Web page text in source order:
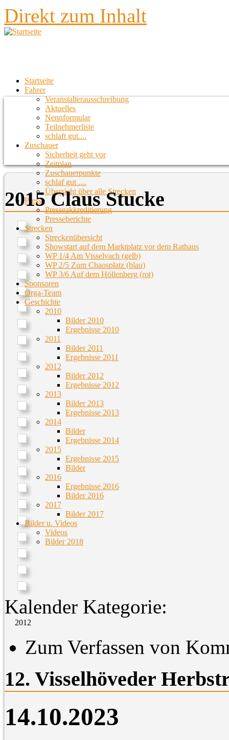
Direkt zum Inhalt
Startseite
Fahrer
Veranstalterausschreibung
Aktuelles
Nennformular
Teilnehmerliste
schlaft gut....
Zuschauer
Sicherheit geht vor
Zeitplan
Zuschauerpunkte
schlaf gut ....
Übersicht über alle Strecken
Presse
Presseakkreditierung
Presseberichte
Strecken
Streckenübersicht
Showstart auf dem Marktplatz vor dem Rathaus
WP 1/4 Am Visselvach (gelb)
WP 2/5 Zum Chaosplatz (blau)
WP 3/6 Auf dem Höllenberg (rot)
Sponsoren
Orga-Team
Geschichte
2010
Bilder 2010
Ergebnisse 2010
2011
Bilder 2011
Ergebnisse 2011
2012
Bilder 2012
Ergebnisse 2012
2013
Bilder 2013
Ergebnisse 2013
2014
Bilder
Ergebnisse 2014
2015
Ergebnisse 2015
Bilder
2016
Ergebnisse 2016
Bilder 2016
2017
Bilder 2017
Bilder u. Videos
Videos
Bilder 2018
2015 Claus Stucke
Kalender Kategorie:
2012
Zum Verfassen von
12. Visselhöveder
14.10.2023